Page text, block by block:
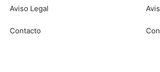
Aviso Legal
Contacto